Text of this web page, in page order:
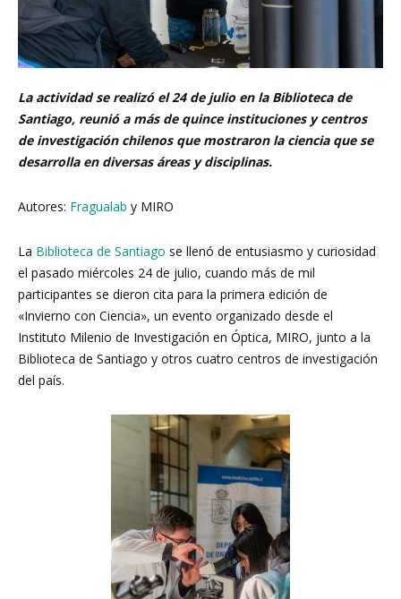
Óptica,
MIRO
La actividad se realizó el 24 de julio en la Biblioteca de
Santiago, reunió a más de quince instituciones y centros
de investigación chilenos que mostraron la ciencia que se
desarrolla en diversas áreas y disciplinas.
Autores: Fragualab y MIRO
La Biblioteca de Santiago se llenó de entusiasmo y curiosidad
el pasado miércoles 24 de julio, cuando más de mil
participantes se dieron cita para la primera edición de
«Invierno con Ciencia», un evento organizado desde el
Instituto Milenio de Investigación en Óptica, MIRO, junto a la
Biblioteca de Santiago y otros cuatro centros de investigación
del país.